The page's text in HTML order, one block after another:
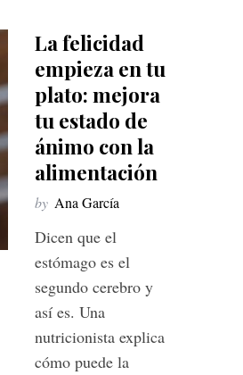
La felicidad
empieza en tu
plato: mejora
tu estado de
ánimo con la
alimentación
by Ana García
Dicen que el
estómago es el
segundo cerebro y
así es. Una
nutricionista explica
cómo puede la